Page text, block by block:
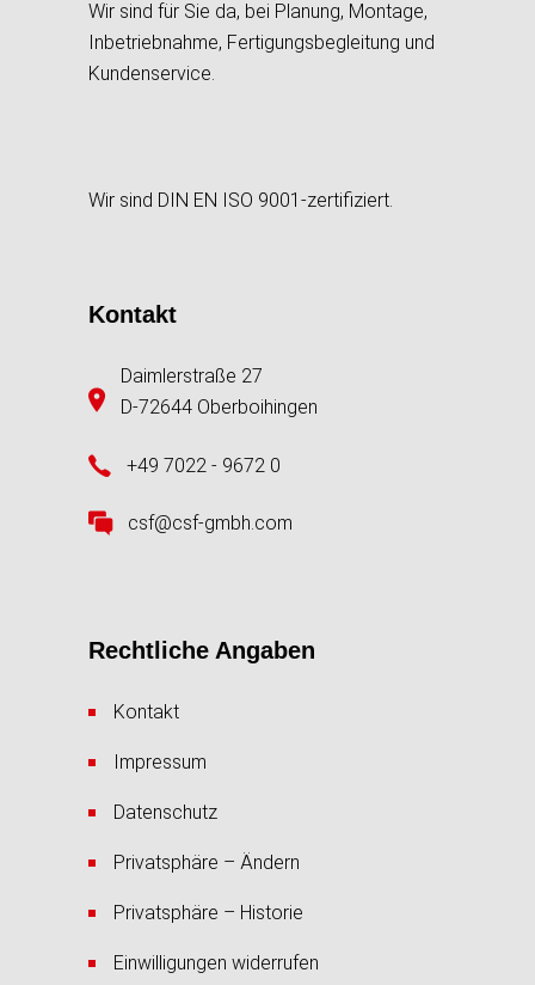
Wir sind für Sie da, bei Planung, Montage,
Inbetriebnahme, Fertigungsbegleitung und
Kundenservice.
Wir sind DIN EN ISO 9001-zertifiziert.
Kontakt
Daimlerstraße 27
D-72644 Oberboihingen
+49 7022 - 9672 0
csf@csf-gmbh.com
Rechtliche Angaben
Kontakt
Impressum
Datenschutz
Privatsphäre – Ändern
Privatsphäre – Historie
Einwilligungen widerrufen